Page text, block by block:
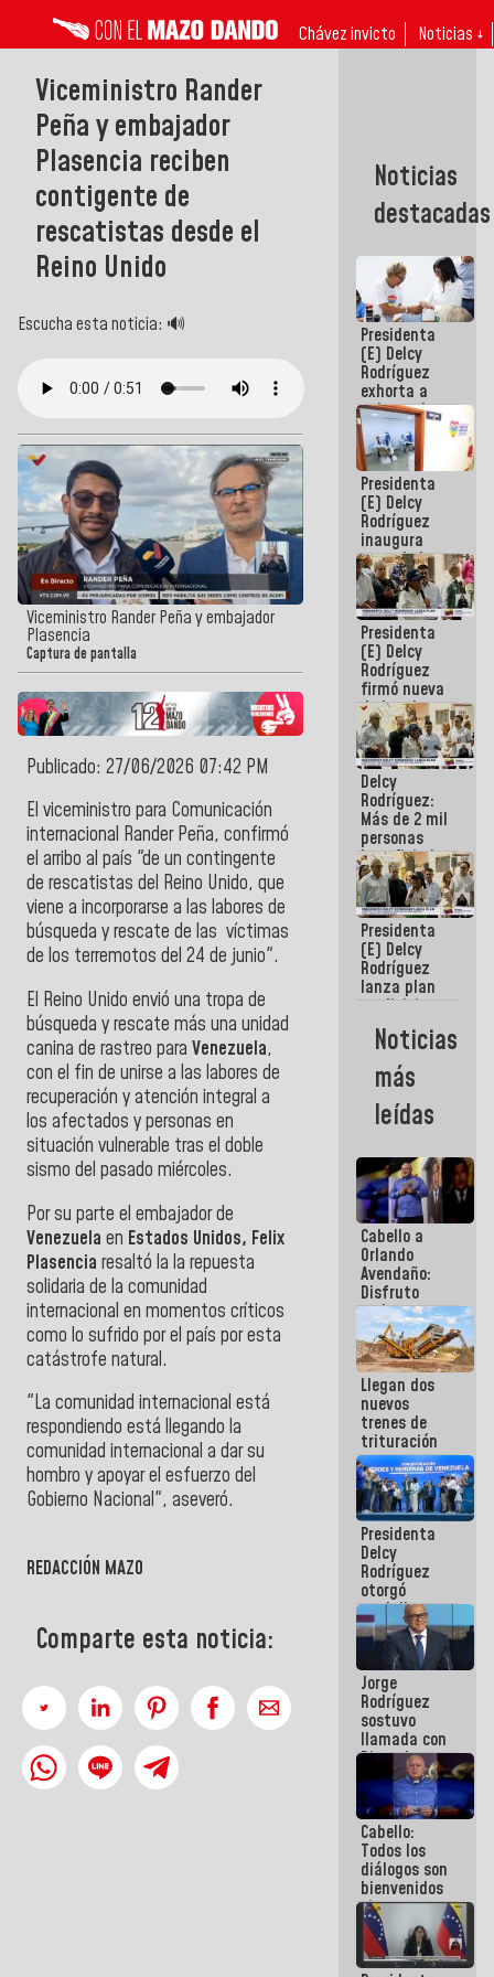
Chávez invicto Noticias ↓
Viceministro Rander
Peña y embajador
Plasencia reciben
contigente de
rescatistas desde el
Reino Unido
Escucha esta noticia: 🔊
Viceministro Rander Peña y embajador
Plasencia
Captura de pantalla
Publicado: 27/06/2026 07:42 PM
El viceministro para Comunicación
internacional Rander Peña, confirmó
el arribo al país "de un contingente
de rescatistas del Reino Unido, que
viene a incorporarse a las labores de
búsqueda y rescate de las víctimas
de los terremotos del 24 de junio".
El Reino Unido envió una tropa de
búsqueda y rescate más una unidad
canina de rastreo para Venezuela,
con el fin de unirse a las labores de
recuperación y atención integral a
los afectados y personas en
situación vulnerable tras el doble
sismo del pasado miércoles.
Por su parte el embajador de
Venezuela en Estados Unidos, Felix
Plasencia resaltó la la repuesta
solidaria de la comunidad
internacional en momentos críticos
como lo sufrido por el país por esta
catástrofe natural.
"La comunidad internacional está
respondiendo está llegando la
comunidad internacional a dar su
hombro y apoyar el esfuerzo del
Gobierno Nacional", aseveró.
REDACCIÓN MAZO
Comparte esta noticia:
Noticias
destacadas
Presidenta
(E) Delcy
Rodríguez
exhorta a
gobernadores
y alcaldes a
edificar
casas para
abuelos
Presidenta
(E) Delcy
Rodríguez
inaugura
casa de los
Abuelos
Primavera
en Caracas
Presidenta
(E) Delcy
Rodríguez
firmó nueva
de Ley de
Arrendamiento
aprobada
por la AN
Delcy
Rodríguez:
Más de 2 mil
personas
beneficiadas
con planes
para
atención de
emergencia
sísmica en
la última
semana
Presidenta
(E) Delcy
Rodríguez
lanza plan
crediticio
con subsidio
a Juntas de
Condominio
Noticias
más
leídas
Cabello a
Orlando
Avendaño:
Disfruto
cada vez
que escribes
porque lo
que haces
es
embarrarla
Llegan dos
nuevos
trenes de
trituración
para
optimizar
manejo de
escombros
en La Guaira
Presidenta
Delcy
Rodríguez
otorgó
medalla
"Héroe de
Venezuela"
a servidores
públicos
Jorge
Rodríguez
sostuvo
llamada con
Dinorah
Figuera y
acuerdan
primer
encuentro
presencial
para el
diálogo
Cabello:
Todos los
diálogos son
bienvenidos
siempre que
estén en el
marco de la
Constitución